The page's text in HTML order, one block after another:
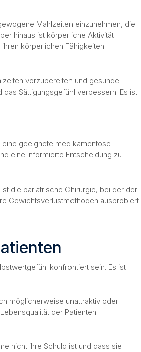
Mahlzeiten einzunehmen, die
hinaus ist körperliche Aktivität
körperlichen Fähigkeiten
vorzubereiten und gesunde
Sättigungsgefühl verbessern. Es ist
eine geeignete medikamentöse
eine informierte Entscheidung zu
die bariatrische Chirurgie, bei der der
Gewichtsverlustmethoden ausprobiert
konfrontiert sein. Es ist
möglicherweise unattraktiv oder
der Patienten
nicht ihre Schuld ist und dass sie